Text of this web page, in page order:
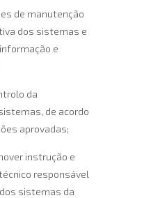
de manutenção
dos sistemas e
e
da
de acordo
aprovadas;
instrução e
responsável
sistemas da